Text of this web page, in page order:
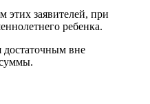
этих заявителей, при
ребенка.
достаточным вне